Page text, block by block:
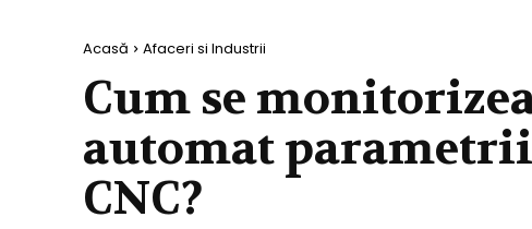
Acasă Afaceri si Industrii
Cum se
automat
CNC?